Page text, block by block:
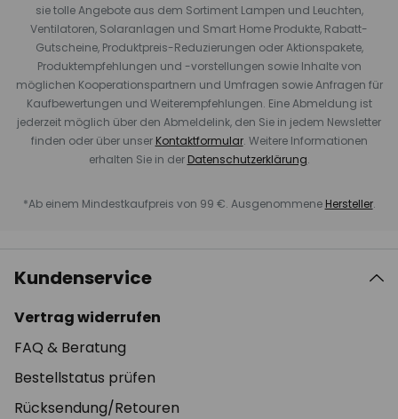
sie tolle Angebote aus dem Sortiment Lampen und Leuchten,
Ventilatoren, Solaranlagen und Smart Home Produkte, Rabatt-
Gutscheine, Produktpreis-Reduzierungen oder Aktionspakete,
Produktempfehlungen und -vorstellungen sowie Inhalte von
möglichen Kooperationspartnern und Umfragen sowie Anfragen für
Kaufbewertungen und Weiterempfehlungen. Eine Abmeldung ist
jederzeit möglich über den Abmeldelink, den Sie in jedem Newsletter
finden oder über unser Kontaktformular. Weitere Informationen
erhalten Sie in der Datenschutzerklärung.
*Ab einem Mindestkaufpreis von 99 €. Ausgenommene Hersteller.
Kundenservice
Vertrag widerrufen
FAQ & Beratung
Bestellstatus prüfen
Rücksendung/Retouren